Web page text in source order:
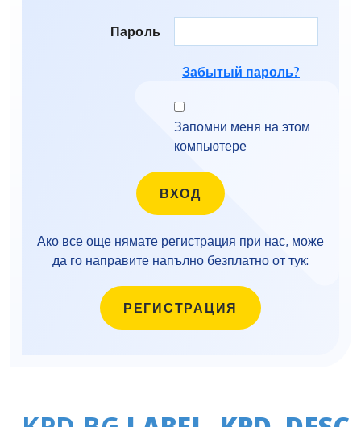
Пароль
Забытый пароль?
Запомни меня на этом
компьютере
Ако все още нямате регистрация при нас, може
да го направите напълно безплатно от тук:
РЕГИСТРАЦИЯ